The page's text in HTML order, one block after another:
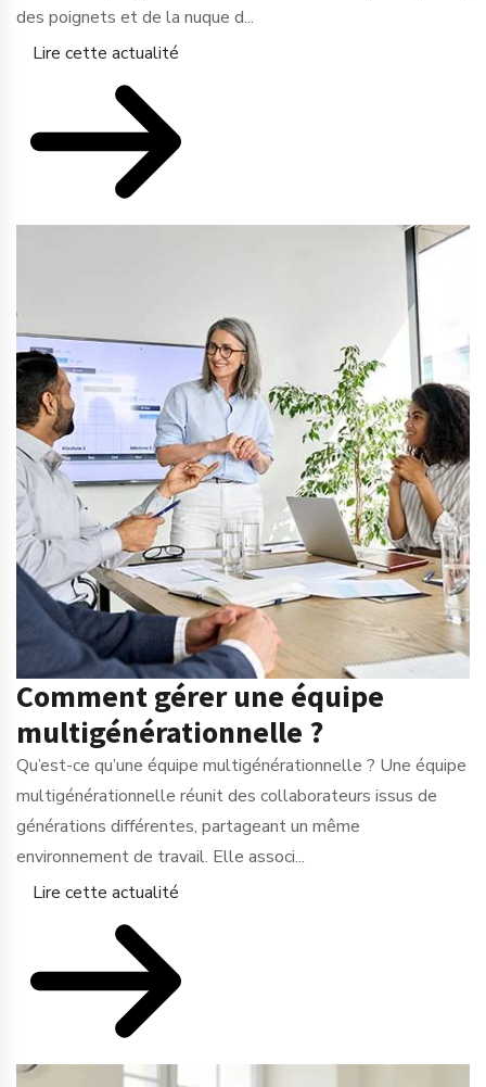
des poignets et de la nuque d...
Lire cette actualité
Comment gérer une équipe
multigénérationnelle ?
Qu’est-ce qu’une équipe multigénérationnelle ? Une équipe
multigénérationnelle réunit des collaborateurs issus de
générations différentes, partageant un même
environnement de travail. Elle associ...
Lire cette actualité